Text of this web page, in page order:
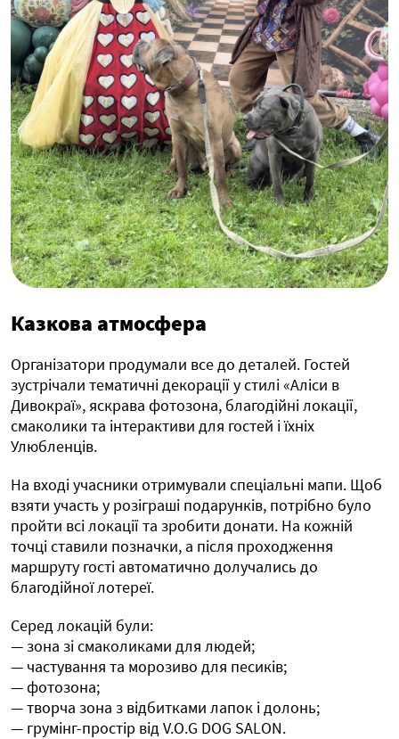
Казкова атмосфера
Організатори продумали все до деталей. Гостей
зустрічали тематичні декорації у стилі «Аліси в
Дивокраї», яскрава фотозона, благодійні локації,
смаколики та інтерактиви для гостей і їхніх
Улюбленців.
На вході учасники отримували спеціальні мапи. Щоб
взяти участь у розіграші подарунків, потрібно було
пройти всі локації та зробити донати. На кожній
точці ставили позначки, а після проходження
маршруту гості автоматично долучались до
благодійної лотереї.
Серед локацій були:
— зона зі смаколиками для людей;
— частування та морозиво для песиків;
— фотозона;
— творча зона з відбитками лапок і долонь;
— грумінг-простір від V.O.G DOG SALON.